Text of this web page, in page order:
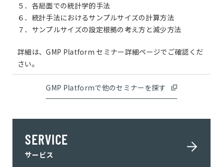
５．各局面での統計学的手法
６．統計手法におけるサンプルサイズの計算方法
７．サンプルサイズの設定根拠の考え方と減少方法
詳細は、GMP Platform セミナー詳細ページでご確認くだ
さい。
GMP Platformで他のセミナーを探す
SERVICE
サービス